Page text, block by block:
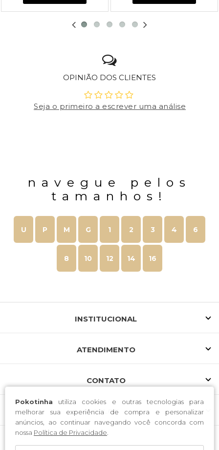
Pokotinha utiliza cookies e outras tecnologias para
melhorar sua experiência de compra e personalizar
anúncios, ao continuar navegando você concorda com
nossa Política de Privacidade
OPINIÃO DOS CLIENTES
Seja o primeiro a escrever uma análise
navegue pelos
tamanhos!
U P M G 1 2 3 4 6
8 10 12 14 16
INSTITUCIONAL
ATENDIMENTO
CONTATO
SELOS